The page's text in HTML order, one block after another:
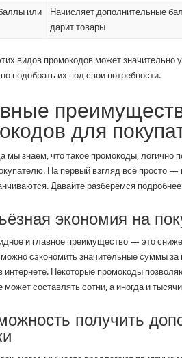
или
Начисляет дополнительные
дарит товары
видов промокодов может значительно
подобрать их под свои потребности.
для
мы знаем, что такое промокоды, логично
На первый взгляд всё просто
Давайте разберёмся
экономия на
и главное преимущество — это
сэкономить значительные суммы за
интернете. Некоторые промокоды
может составлять сотни, а иногда и
получить